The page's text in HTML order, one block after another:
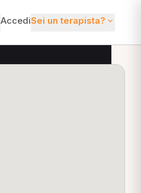
AccediSei un terapista?